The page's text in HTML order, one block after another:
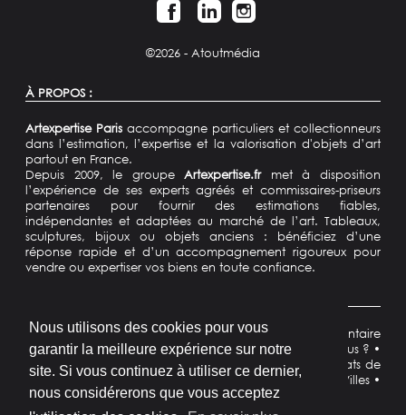
Nous utilisons des cookies pour vous
garantir la meilleure expérience sur notre
site. Si vous continuez à utiliser ce dernier,
nous considérerons que vous acceptez
©2026 - Atoutmédia
À PROPOS :
Artexpertise Paris accompagne particuliers et collectionneurs
dans l’estimation, l’expertise et la valorisation d'objets d’art
partout en France.
Depuis 2009, le groupeArtexpertise.frmet à disposition
l’expérience de ses experts agréés et commissaires-priseurs
partenaires pour fournir des estimations fiables,
indépendantes et adaptées au marché de l’art. Tableaux,
sculptures, bijoux ou objets anciens : bénéficiez d’une
réponse rapide et d’un accompagnement rigoureux pour
vendre ou expertiser vos biens en toute confiance.
Accueil •Estimer un objet •Vendre une oeuvre
Inventaire
de succession • Domaines d'expertise • Qui sommes-nous ? •
Commissaire priseur •Actualités •Expert d'art
Résultats de
ventes • Contact •Demande d'estimation •Artistes Villes •
Departements •Plan du site